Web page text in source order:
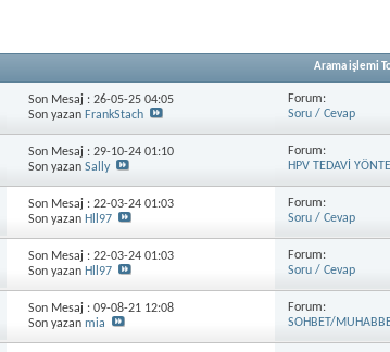
Arama işlemi
Son Mesaj : 26-05-2504:05
Son yazanFrankStach
Forum:
Soru / Cevap
Son Mesaj : 29-10-2401:10
Son yazanSally
Forum:
HPV TEDAVİ
Son Mesaj : 22-03-2401:03
Son yazanHll97
Forum:
Soru / Cevap
Son Mesaj : 22-03-2401:03
Son yazanHll97
Forum:
Soru / Cevap
Son Mesaj : 09-08-21 12:08
Son yazanmia
Forum:
SOHBET/